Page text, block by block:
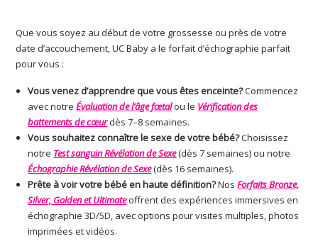
Que vous soyez au début de votre grossesse ou près de votre
date d’accouchement, UC Baby a le forfait d’échographie parfait
pour vous :
Vous venez d’apprendre que vous êtes enceinte?Commencez
avec notreÉvaluation de l’âge fœtalou le Vérification des
battements de cœurdès 7–8 semaines.
Vous souhaitez connaître le sexe de votre bébé?Choisissez
notre Test sanguin Révélation de Sexe(dès 7 semaines) ou notre
Échographie Révélation de Sexe(dès 16 semaines).
Prête à voir votre bébé en haute définition?NosForfaits Bronze,
Silver, Golden et Ultimateoffrent des expériences immersives en
échographie 3D/5D, avec options pour visites multiples, photos
imprimées et vidéos.